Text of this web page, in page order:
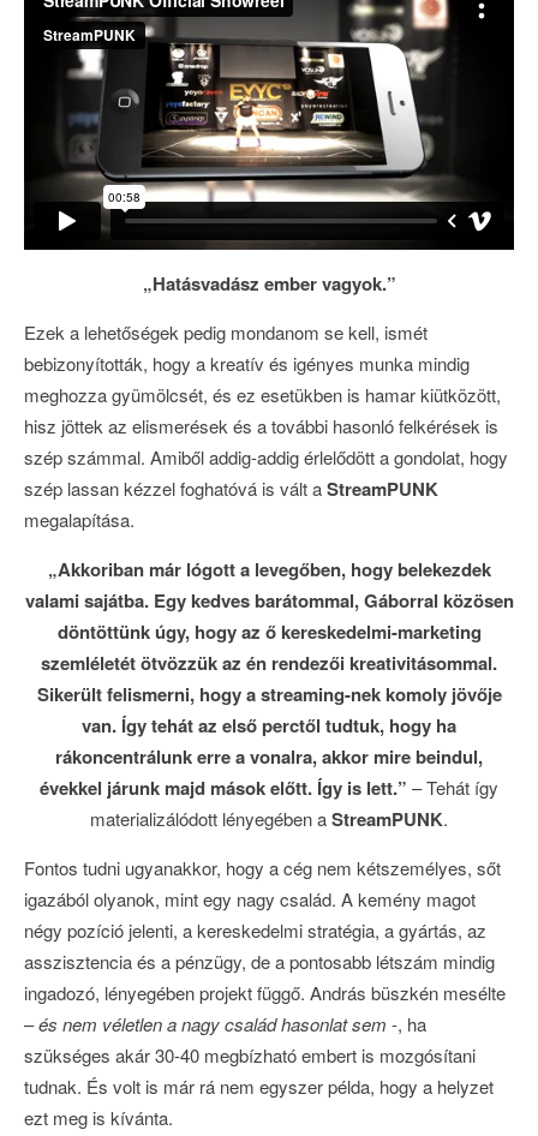
„Hatásvadász ember vagyok.”
Ezek a lehetőségek pedig mondanom se kell, ismét
bebizonyították, hogy a kreatív és igényes munka mindig
meghozza gyümölcsét, és ez esetükben is hamar kiütközött,
hisz jöttek az elismerések és a további hasonló felkérések is
szép számmal. Amiből addig-addig érlelődött a gondolat, hogy
szép lassan kézzel foghatóvá is vált aStreamPUNK
megalapítása.
„Akkoriban már lógott a levegőben, hogy belekezdek
valami sajátba. Egy kedves barátommal, Gáborral közösen
döntöttünk úgy, hogy az ő kereskedelmi-marketing
szemléletét ötvözzük az én rendezői kreativitásommal.
Sikerült felismerni, hogy a streaming-nek komoly jövője
van. Így tehát az első perctől tudtuk, hogy ha
rákoncentrálunk erre a vonalra, akkor mire beindul,
évekkel járunk majd mások előtt. Így is lett.” – Tehát így
materializálódott lényegében aStreamPUNK.
Fontos tudni ugyanakkor, hogy a cég nem kétszemélyes, sőt
igazából olyanok, mint egy nagy család. A kemény magot
négy pozíció jelenti, a kereskedelmi stratégia, a gyártás, az
asszisztencia és a pénzügy, de a pontosabb létszám mindig
ingadozó, lényegében projekt függő. András büszkén mesélte
–és nem véletlen a nagy család hasonlat sem -, ha
szükséges akár 30-40 megbízható embert is mozgósítani
tudnak. És volt is már rá nem egyszer példa, hogy a helyzet
ezt meg is kívánta.